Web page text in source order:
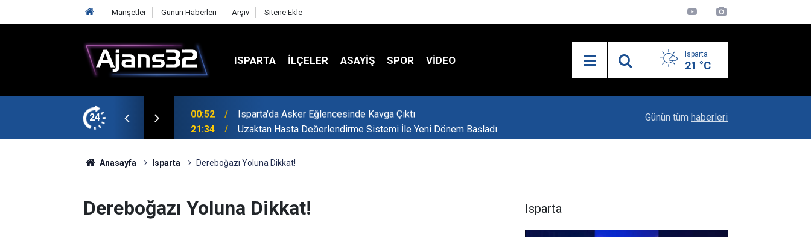
Manşetler Günün Haberleri Arşiv Sitene Ekle
ISPARTA İLÇELER ASAYİŞ SPOR VIDEO Isparta
21 °C
24 21:34 Uzaktan Hasta Değerlendirme Sistemi İle Yeni Dönem Başladı MHP’de İlçe Kongreleri Başlıyor
Günün tüm haberleri
Anasayfa Isparta Dereboğazı Yoluna Dikkat!
Dereboğazı Yoluna Dikkat! Isparta